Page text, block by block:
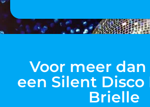
Voor meer
een Silent Disco
Brielle